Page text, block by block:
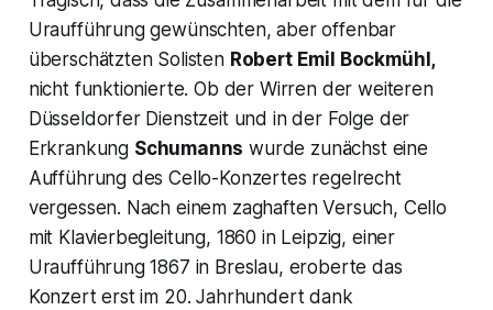
Uraufführung gewünschten, aber offenbar
überschätzten Solisten Robert Emil Bockmühl,
nicht funktionierte. Ob der Wirren der weiteren
Düsseldorfer Dienstzeit und in der Folge der
Erkrankung Schumanns wurde zunächst eine
Aufführung des Cello-Konzertes regelrecht
vergessen. Nach einem zaghaften Versuch, Cello
mit Klavierbegleitung, 1860 in Leipzig, einer
Uraufführung 1867 in Breslau, eroberte das
Konzert erst im 20. Jahrhundert dank